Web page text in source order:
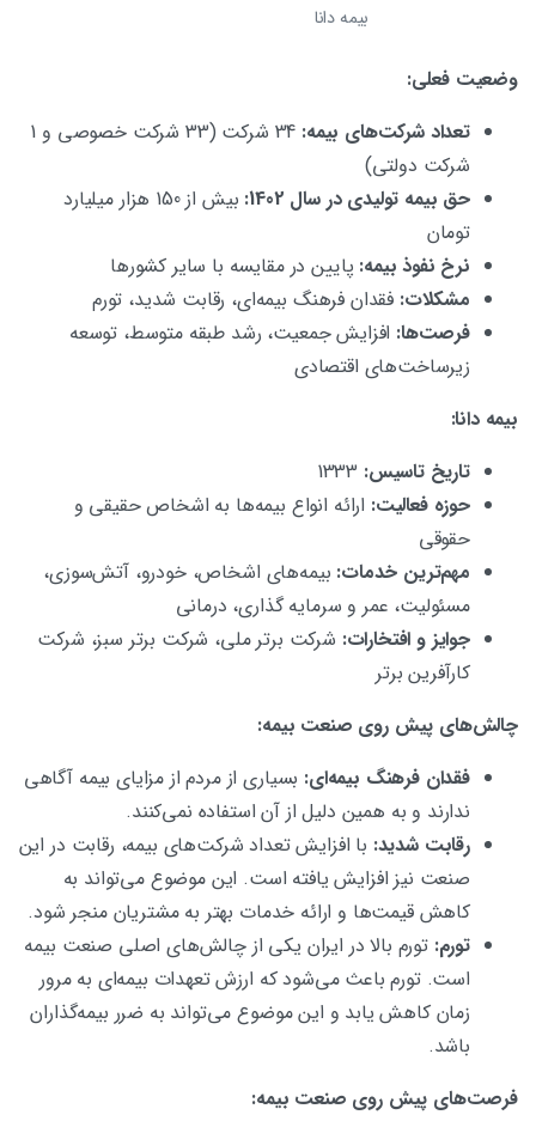
بیمه دانا
وضعیت فعلی:
تعداد شرکت‌های بیمه:
34 شرکت (33 شرکت خصوصی و 1
شرکت دولتی)
حق بیمه تولیدی در سال 1402:
بیش از 150 هزار میلیارد
تومان
نرخ نفوذ بیمه: پایین در مقایسه با سایر کشورها
مشکلات: فقدان فرهنگ بیمه‌ای، رقابت شدید، تورم
فرصت‌ها: افزایش جمعیت، رشد طبقه متوسط، توسعه
زیرساخت‌های اقتصادی
بیمه دانا:
تاریخ تاسیس:
حوزه فعالیت: ارائه انواع بیمه‌ها به اشخاص حقیقی و
حقوقی
مهم‌ترین خدمات: بیمه‌های اشخاص، خودرو، آتش‌سوزی،
مسئولیت، عمر و سرمایه گذاری، درمانی
جوایز و افتخارات: شرکت برتر ملی، شرکت برتر سبز، شرکت
کارآفرین برتر
چالش‌های پیش روی صنعت بیمه:
فقدان فرهنگ بیمه‌ای: بسیاری از مردم از مزایای بیمه آگاهی
ندارند و به همین دلیل از آن استفاده نمی‌کنند.
رقابت شدید: با افزایش تعداد شرکت‌های بیمه، رقابت در این
صنعت نیز افزایش یافته است. این موضوع می‌تواند به
کاهش قیمت‌ها و ارائه خدمات بهتر به مشتریان منجر شود.
تورم: تورم بالا در ایران یکی از چالش‌های اصلی صنعت بیمه
است. تورم باعث می‌شود که ارزش تعهدات بیمه‌ای به مرور
زمان کاهش یابد و این موضوع می‌تواند به ضرر بیمه‌گذاران
باشد.
فرصت‌های پیش روی صنعت بیمه: